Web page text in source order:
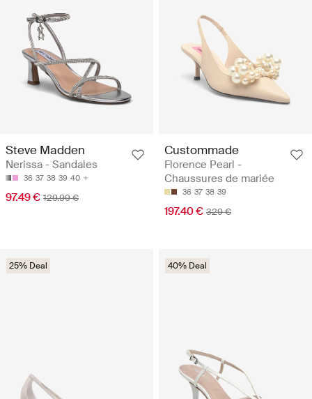
Steve Madden
Nerissa - Sandales
36 37 38 39 40
97.49 € 129.99 €
Custommade
Florence Pearl -
Chaussures de mariée
36 37 38 39
197.40 € 329 €
25% Deal 40% Deal